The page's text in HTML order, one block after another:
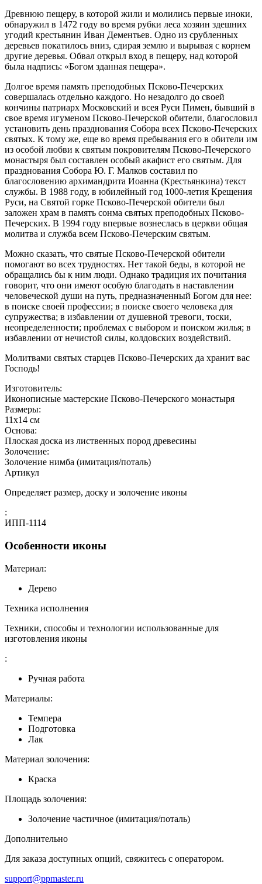
Древнюю пещеру, в которой жили и молились первые иноки,
обнаружил в 1472 году во время рубки леса хозяин здешних
угодий крестьянин Иван Дементьев. Одно из срубленных
деревьев покатилось вниз, сдирая землю и вырывая с корнем
другие деревья. Обвал открыл вход в пещеру, над которой
была надпись: «Богом зданная пещера».
Долгое время память преподобных Псково-Печерских
совершалась отдельно каждого. Но незадолго до своей
кончины патриарх Московский и всея Руси Пимен, бывший в
свое время игуменом Псково-Печерской обители, благословил
установить день празднования Собора всех Псково-Печерских
святых. К тому же, еще во время пребывания его в обители им
из особой любви к святым покровителям Псково-Печерского
монастыря был составлен особый акафист его святым. Для
празднования Собора Ю. Г. Малков составил по
благословению архимандрита Иоанна (Крестьянкина) текст
службы. В 1988 году, в юбилейный год 1000-летия Крещения
Руси, на Святой горке Псково-Печерской обители был
заложен храм в память сонма святых преподобных Псково-
Печерских. В 1994 году впервые вознеслась в церкви общая
молитва и служба всем Псково-Печерским святым.
Можно сказать, что святые Псково-Печерской обители
помогают во всех трудностях. Нет такой беды, в которой не
обращались бы к ним люди. Однако традиция их почитания
говорит, что они имеют особую благодать в наставлении
человеческой души на путь, предназначенный Богом для нее:
в поиске своей профессии; в поиске своего человека для
супружества; в избавлении от душевной тревоги, тоски,
неопределенности; проблемах с выбором и поиском жилья; в
избавлении от нечистой силы, колдовских воздействий.
Молитвами святых старцев Псково-Печерских да хранит вас
Господь!
Изготовитель:
Иконописные мастерские Псково-Печерского монастыря
Размеры:
11х14 см
Основа:
Плоская доска из лиственных пород древесины
Золочение:
Золочение нимба (имитация/поталь)
Артикул
Определяет размер, доску и золочение иконы
:
ИПП-1114
Особенности иконы
Материал:
Дерево
Техника исполнения
Техники, способы и технологии использованные для
изготовления иконы
:
Ручная работа
Материалы:
Темпера
Подготовка
Лак
Материал золочения:
Краска
Площадь золочения:
Золочение частичное (имитация/поталь)
Дополнительно
Для заказа доступных опций, свяжитесь с оператором.
support@ppmaster.ru